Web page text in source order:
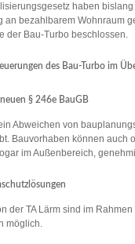
haben
an bezahlbarem Wohnraum
der Bau-Turbo beschlossen.
des Bau-Turbo im
§ 246e BauGB
Abweichen von
Bauvorhaben können auch
im Außenbereich,
der TA Lärm sind im Rahmen
möglich.